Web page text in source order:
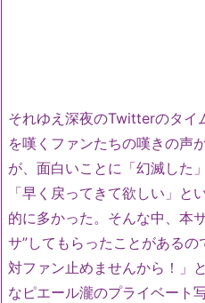
それゆえ深夜のTwitterのタイ
を嘆くファンたちの嘆きの声
が、面白いことに「幻滅した
「早く戻ってきて欲しい」と
的に多かった。そんな中、本
サ”してもらったことがある
対ファン止めませんから！」
なピエール瀧のプライベート